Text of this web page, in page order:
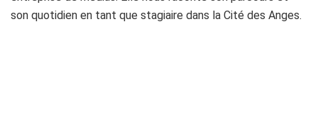
son quotidien en tant que stagiaire dans la Cité des Anges.